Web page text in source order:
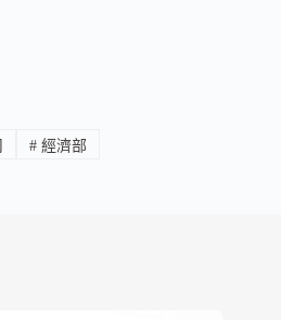
# 經濟部